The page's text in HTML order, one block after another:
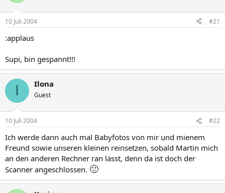
10 Juli 2004 #21
:applaus
Supi, bin gespannt!!!
I Ilona
Guest
10 Juli 2004 #22
Ich werde dann auch mal Babyfotos von mir und mienem
Freund sowie unseren kleinen reinsetzen, sobald Martin mich
an den anderen Rechner ran lässt, denn da ist doch der
Scanner angeschlossen. 🙁